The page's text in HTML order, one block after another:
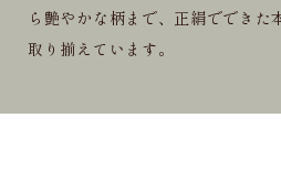
ら艶やかな柄まで、正絹でできた
取り揃えています。